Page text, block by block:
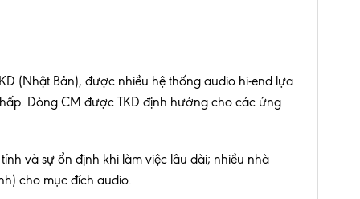
(Nhật Bản), được nhiều hệ thống audio hi-end lựa
Dòng CM được TKD định hướng cho các ứng
và sự ổn định khi làm việc lâu dài; nhiều nhà
cho mục đích audio.